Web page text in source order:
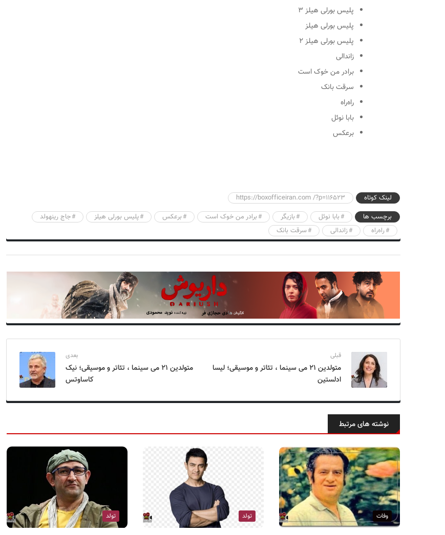
پلیس بورلی هیلز ۳
پلیس بورلی هیلز
پلیس بورلی هیلز ۲
زاندالی
برادر من خوک است
سرقت بانک
راه‌راه
بابا نوئل
برعکس
لینک کوتاه
https://boxofficeiran.com /?p=116523
برچسب ها
بابا نوئل بازیگر برادر من خوک است برعکس پلیس بورلی هیلز
جاج رینهولد
راه‌راه
زاندالی سرقت بانک
قبلی
متولدین ۲۱ می سینما ، تئاتر و موسیقی؛ لیسا
ادلستین
بعدی
متولدین ۲۱ می سینما ، تئاتر و موسیقی؛ نیک
کاساوتس
نوشته های مرتبط
وفات تولد تولد